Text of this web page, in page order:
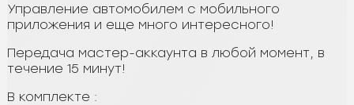
Управление автомобилем с мобильного
приложения и еще много интересного!
Передача мастер-аккаунта в любой момент, в
течение 15 минут!
В комплекте :